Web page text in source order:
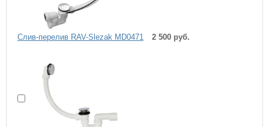
Слив-перелив RAV-Slezak MD0471 2 500 руб.